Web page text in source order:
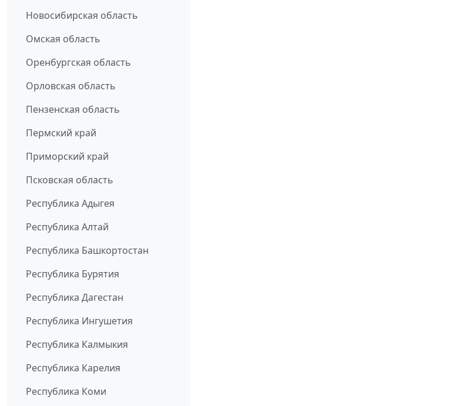
Новосибирская область
Омская область
Оренбургская область
Орловская область
Пензенская область
Пермский край
Приморский край
Псковская область
Республика Адыгея
Республика Алтай
Республика Башкортостан
Республика Бурятия
Республика Дагестан
Республика Ингушетия
Республика Калмыкия
Республика Карелия
Республика Коми